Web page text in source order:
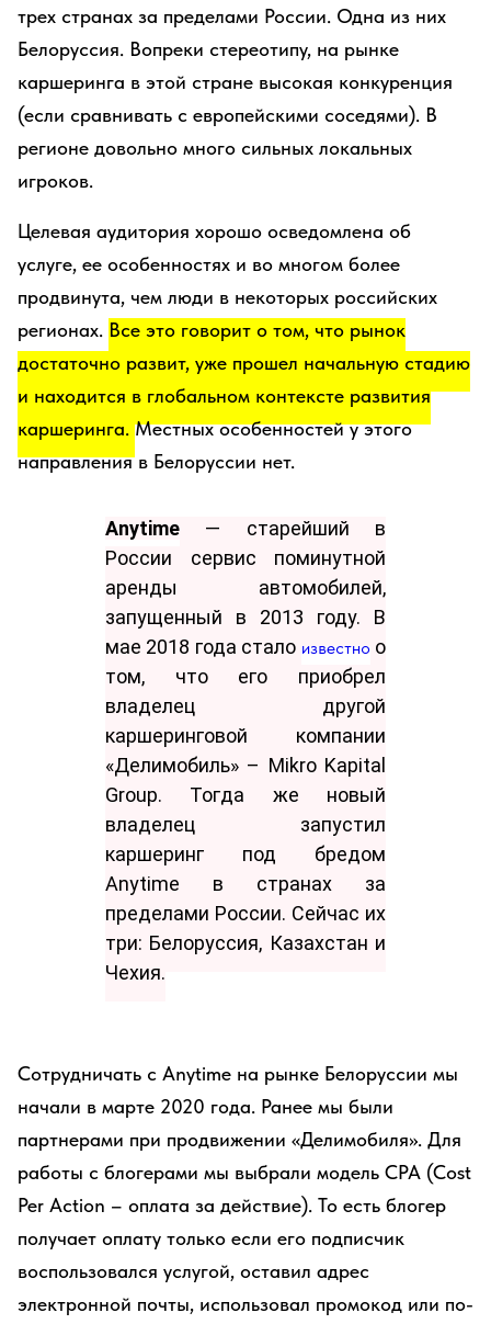
трех странах за пределами России. Одна из них
Белоруссия. Вопреки стереотипу, на рынке
каршеринга в этой стране высокая конкуренция
(если сравнивать с европейскими соседями). В
регионе довольно много сильных локальных
игроков.
Целевая аудитория хорошо осведомлена об
услуге, ее особенностях и во многом более
продвинута, чем люди в некоторых российских
регионах. Все это говорит о том, что рынок
достаточно развит, уже прошел начальную стадию
и находится в глобальном контексте развития
каршеринга. Местных особенностей у этого
направления в Белоруссии нет.
Anytime — старейший в
России сервис поминутной
аренды автомобилей,
запущенный в 2013 году. В
мае 2018 года стало известно о
том, что его приобрел
владелец другой
каршеринговой компании
«Делимобиль» – Mikro Kapital
Group. Тогда же новый
владелец запустил
каршеринг под бредом
Anytime в странах за
пределами России. Сейчас их
три: Белоруссия, Казахстан и
Чехия.
Сотрудничать с Anytime на рынке Белоруссии мы
начали в марте 2020 года. Ранее мы были
партнерами при продвижении «Делимобиля». Для
работы с блогерами мы выбрали модель CPA (Cost
Per Action – оплата за действие). То есть блогер
получает оплату только если его подписчик
воспользовался услугой, оставил адрес
электронной почты, использовал промокод или по-